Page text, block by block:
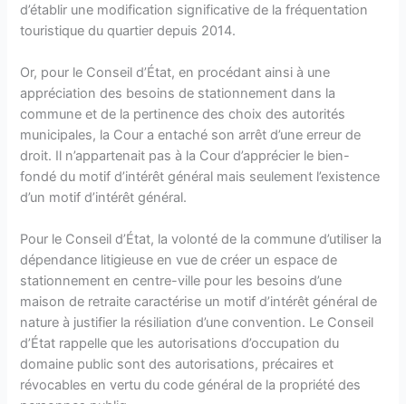
d’établir une modification significative de la fréquentation
touristique du quartier depuis 2014.
Or, pour le Conseil d’État, en procédant ainsi à une
appréciation des besoins de stationnement dans la
commune et de la pertinence des choix des autorités
municipales, la Cour a entaché son arrêt d’une erreur de
droit. Il n’appartenait pas à la Cour d’apprécier le bien-
fondé du motif d’intérêt général mais seulement l’existence
d’un motif d’intérêt général.
Pour le Conseil d’État, la volonté de la commune d’utiliser la
dépendance litigieuse en vue de créer un espace de
stationnement en centre-ville pour les besoins d’une
maison de retraite caractérise un motif d’intérêt général de
nature à justifier la résiliation d’une convention. Le Conseil
d’État rappelle que les autorisations d’occupation du
domaine public sont des autorisations, précaires et
révocables en vertu du code général de la propriété des